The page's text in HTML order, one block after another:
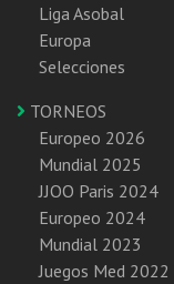
Liga Asobal
Europa
Selecciones
TORNEOS
Europeo 2026
Mundial 2025
JJOO Paris 2024
Europeo 2024
Mundial 2023
Juegos Med 2022